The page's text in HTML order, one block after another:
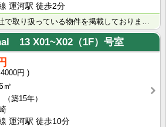
運河駅 徒歩2分
13 X01~X02（1F）号室
4000円
㎡
（築15年）
運河駅 徒歩10分